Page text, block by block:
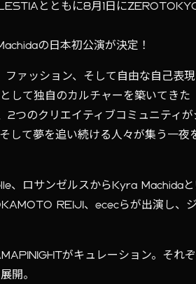
とともに8月1日に
の日本初公演が決定！
ァッション、そして自由な自己表
して独自のカルチャーを築いてきた
つのクリエイティブコミュニティが
して夢を追い続ける人々が集う一夜
、ロサンゼルスからKyra Machida
REIJI、ececらが出演し、
がキュレーション。それ
開。